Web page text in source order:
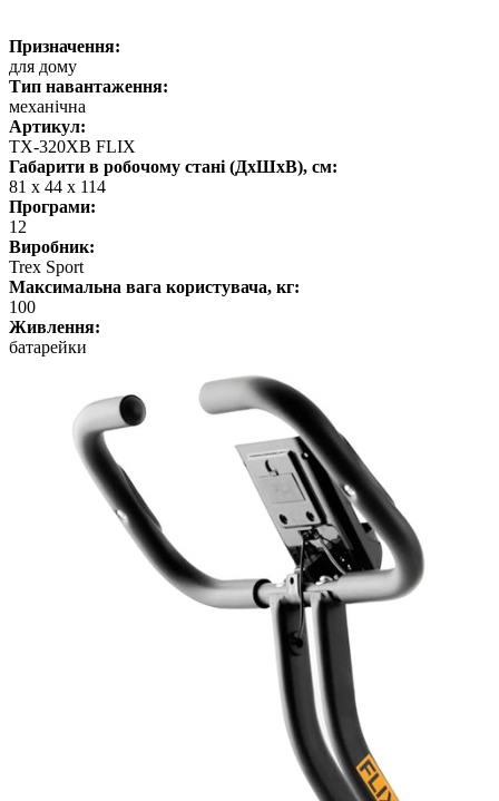
Призначення:
для дому
Тип навантаження:
механічна
Артикул:
TX-320XB FLIX
Габарити в робочому стані (ДхШхВ), см:
81 x 44 x 114
Програми:
12
Виробник:
Trex Sport
Максимальна вага користувача, кг:
100
Живлення:
батарейки